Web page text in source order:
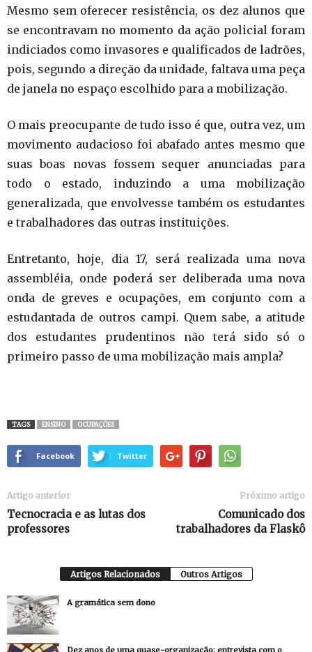
Mesmo sem oferecer resistência, os dez alunos que
se encontravam no momento da ação policial foram
indiciados como invasores e qualificados de ladrões,
pois, segundo a direção da unidade, faltava uma peça
de janela no espaço escolhido para a mobilização.
O mais preocupante de tudo isso é que, outra vez, um
movimento audacioso foi abafado antes mesmo que
suas boas novas fossem sequer anunciadas para
todo o estado, induzindo a uma mobilização
generalizada, que envolvesse também os estudantes
e trabalhadores das outras instituições.
Entretanto, hoje, dia 17, será realizada uma nova
assembléia, onde poderá ser deliberada uma nova
onda de greves e ocupações, em conjunto com a
estudantada de outros campi. Quem sabe, a atitude
dos estudantes prudentinos não terá sido só o
primeiro passo de uma mobilização mais ampla?
TAGS ENSINO OCUPAÇÕES
Facebook Twitter
Artigo anterior
Tecnocracia e as lutas dos
professores
Próximo artigo
Comunicado dos
trabalhadores da Flaskô
Artigos Relacionados Outros Artigos
A gramática sem dono
Dez anos de uma quase-organização: entrevista com o